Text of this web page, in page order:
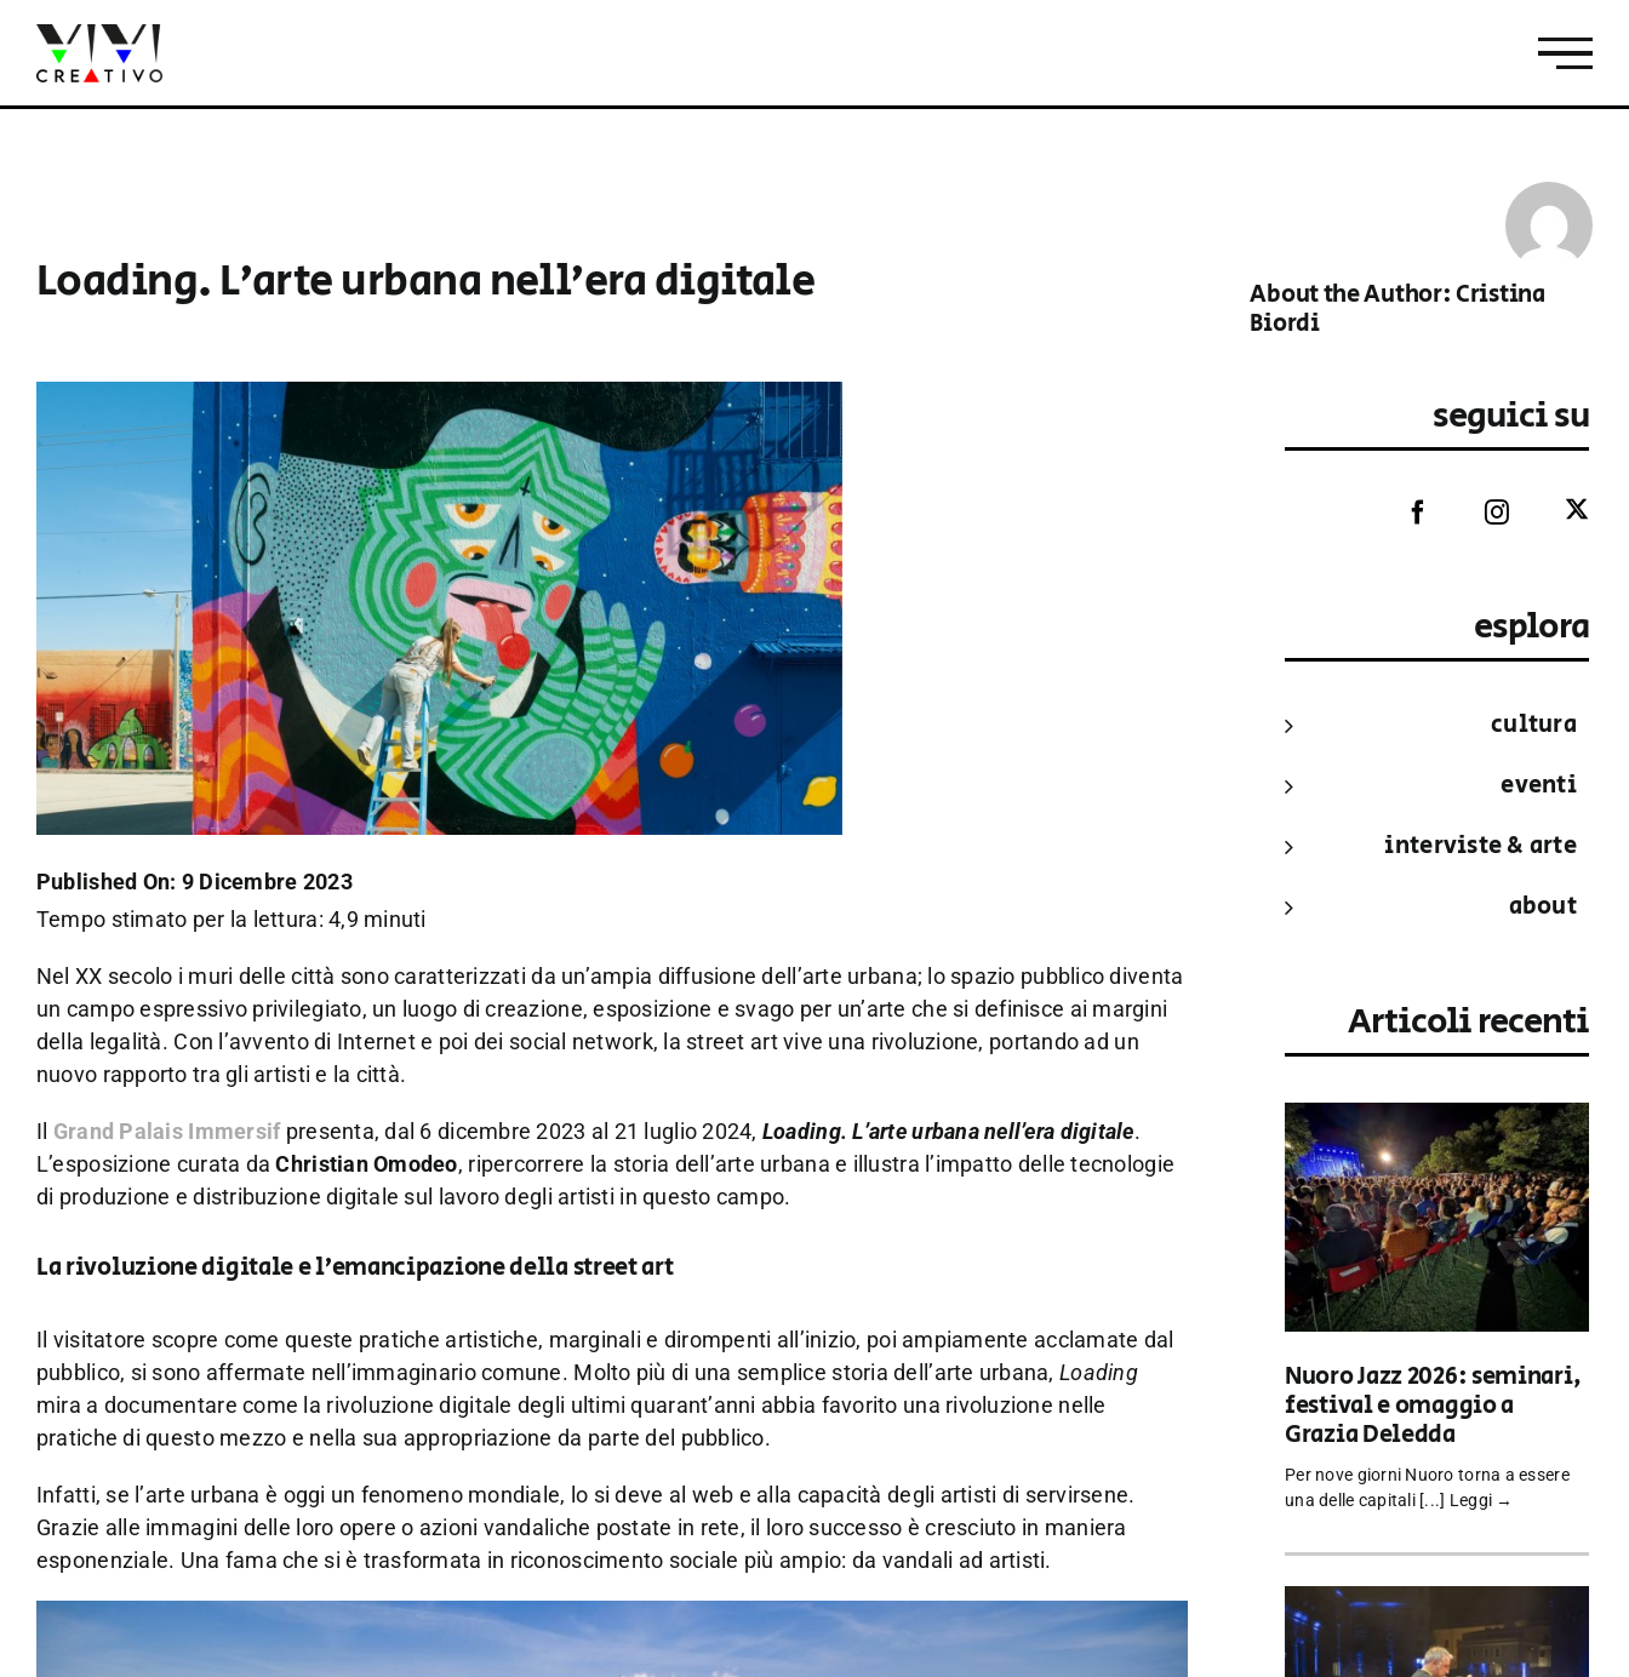
contenuto
Loading. L’arte urbana nell’era digitale About the Author:Cristina
Biordi
Published On: 9 Dicembre 2023
Tempo stimato per la lettura: 4,9 minuti
Nel XX secolo i muri delle città sono caratterizzati da un’ampia diffusione dell’arte urbana; lo spazio pubblico diventa
un campo espressivo privilegiato, un luogo di creazione, esposizione e svago per un’arte che si definisce ai margini
della legalità. Con l’avvento di Internet e poi dei social network, la street art vive una rivoluzione, portando ad un
nuovo rapporto tra gli artisti e la città.
Il Grand Palais Immersifpresenta, dal 6 dicembre 2023 al 21 luglio 2024, Loading. L’arte urbana nell’era digitale.
L’esposizione curata daChristian Omodeo, ripercorrere la storia dell’arte urbana e illustra l’impatto delle tecnologie
di produzione e distribuzione digitale sul lavoro degli artisti in questo campo.
La rivoluzione digitale e l’emancipazione della street art
Il visitatore scopre come queste pratiche artistiche, marginali e dirompenti all’inizio, poi ampiamente acclamate dal
pubblico, si sono affermate nell’immaginario comune. Molto più di una semplice storia dell’arte urbana,Loading
mira a documentare come la rivoluzione digitale degli ultimi quarant’anni abbia favorito una rivoluzione nelle
pratiche di questo mezzo e nella sua appropriazione da parte del pubblico.
Infatti, se l’arte urbana è oggi un fenomeno mondiale, lo si deve al web e alla capacità degli artisti di servirsene.
Grazie alle immagini delle loro opere o azioni vandaliche postate in rete, il loro successo è cresciuto in maniera
esponenziale. Una fama che si è trasformata in riconoscimento sociale più ampio: da vandali ad artisti.
seguici su
esplora
cultura
eventi
interviste & arte
about
Articoli recenti
Nuoro Jazz 2026: seminari,
festival e omaggio a
Grazia Deledda
Per nove giorni Nuoro torna a essere
una delle capitali [...] Leggi →